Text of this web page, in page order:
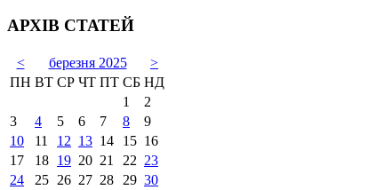
АРХІВ СТАТЕЙ
< березня 2025
>
ПН ВТ СР ЧТ ПТ СБ НД
1
2
3
4 5 6 7 8
9
10
11 12 13 14 15 16
17
18 19 20 21 22 23
24
25 26 27 28 29 30